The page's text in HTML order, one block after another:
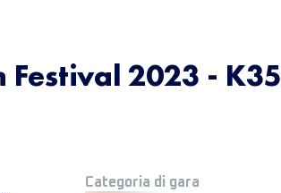
2023 - K35
Categoria di gara